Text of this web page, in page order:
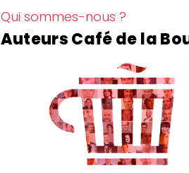
Qui sommes-nous ?
Auteurs Café de la